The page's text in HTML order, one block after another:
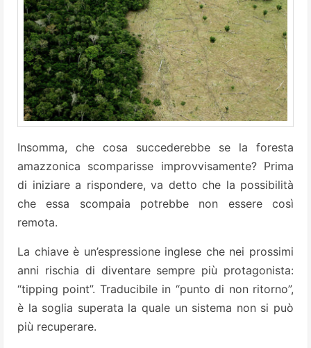
Insomma, che cosa succederebbe se la foresta
amazzonica scomparisse improvvisamente? Prima
di iniziare a rispondere, va detto che la possibilità
che essa scompaia potrebbe non essere così
remota.
La chiave è un’espressione inglese che nei prossimi
anni rischia di diventare sempre più protagonista:
“tipping point”. Traducibile in “punto di non ritorno”,
è la soglia superata la quale un sistema non si può
più recuperare.